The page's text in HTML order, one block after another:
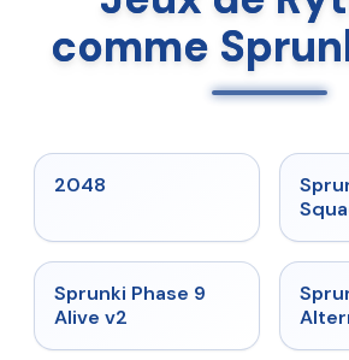
comme
2048
★
Sprunki Phase 9
Alive v2